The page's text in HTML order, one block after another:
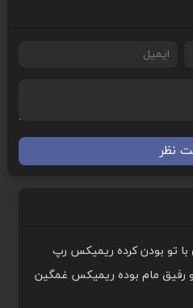
نظر
با تو بودن کرده ریمیکس رپ
رفیق مام بوده ریمیکس غمگین